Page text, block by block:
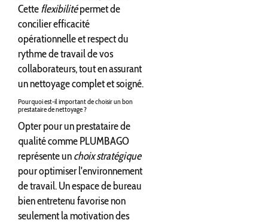
Cetteflexibilitépermet de
concilier efficacité
opérationnelle et respect du
rythme de travail de vos
collaborateurs, tout en assurant
un nettoyage complet et soigné.
Pourquoi est-il important de choisir un bon
prestataire de nettoyage ?
Opter pour un prestataire de
qualité comme PLUMBAGO
représente unchoix stratégique
pour optimiser l'environnement
de travail. Un espace de bureau
bien entretenu favorise non
seulement la motivation des